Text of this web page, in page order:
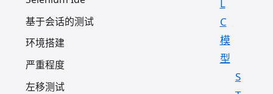
基于会话的测试
环境搭建
严重程度
左移测试
L
C
模
型
S